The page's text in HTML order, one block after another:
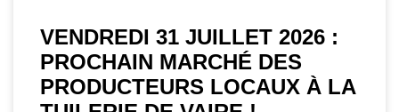
VENDREDI 31 JUILLET 2026 :
PROCHAIN MARCHÉ DES
PRODUCTEURS LOCAUX À LA